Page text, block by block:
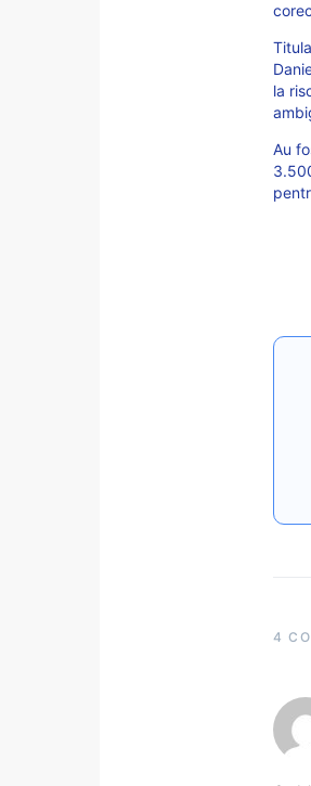
la
Au
4